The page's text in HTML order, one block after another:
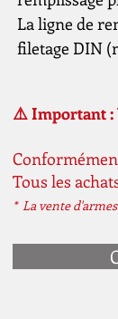
La ligne de
filetage DIN
⚠️ Important :
Tous les
* La vente